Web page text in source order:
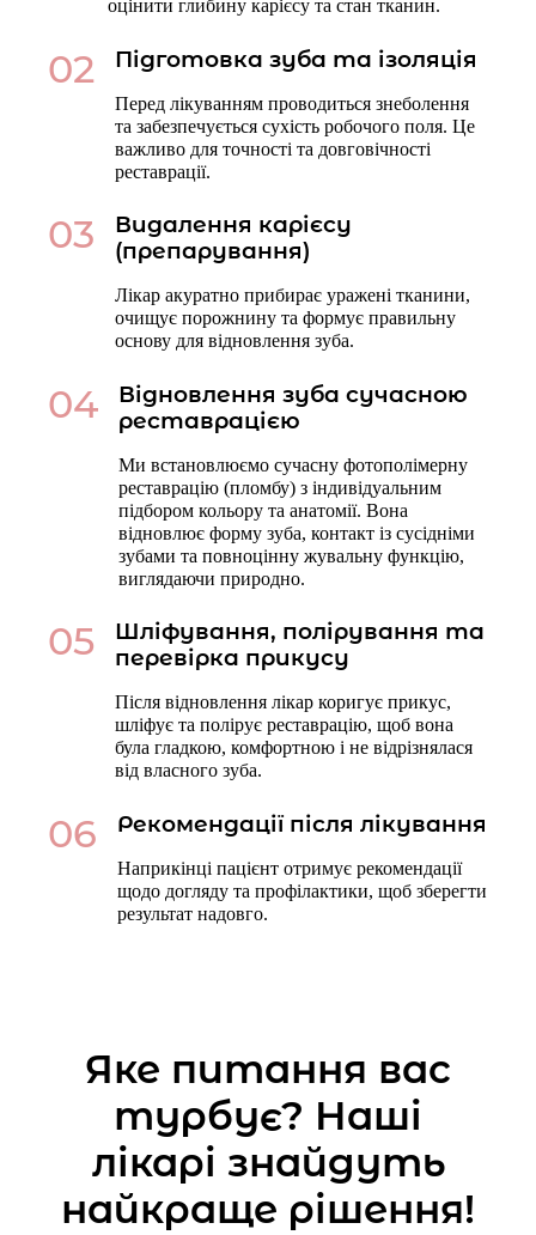
оцінити глибину карієсу та стан тканин.
02 Підготовка зуба та ізоляція
Перед лікуванням проводиться знеболення
та забезпечується сухість робочого поля. Це
важливо для точності та довговічності
реставрації.
03
Видалення карієсу
(препарування)
Лікар акуратно прибирає уражені тканини,
очищує порожнину та формує правильну
основу для відновлення зуба.
04
Відновлення зуба сучасною
реставрацією
Ми встановлюємо сучасну фотополімерну
реставрацію (пломбу) з індивідуальним
підбором кольору та анатомії. Вона
відновлює форму зуба, контакт із сусідніми
зубами та повноцінну жувальну функцію,
виглядаючи природно.
05
Шліфування, полірування та
перевірка прикусу
Після відновлення лікар коригує прикус,
шліфує та полірує реставрацію, щоб вона
була гладкою, комфортною і не відрізнялася
від власного зуба.
06 Рекомендації після лікування
Наприкінці пацієнт отримує рекомендації
щодо догляду та профілактики, щоб зберегти
результат надовго.
Яке питання вас
турбує? Наші
лікарі знайдуть
найкраще рішення!